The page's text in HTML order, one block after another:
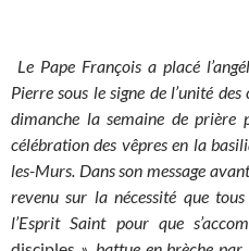
Le Pape François a placé
Pierre sous le signe de l’unité
dimanche la semaine de prière
célébration des vêpres en la
les-Murs. Dans son message
revenu sur la nécessité que
l’Esprit Saint pour que